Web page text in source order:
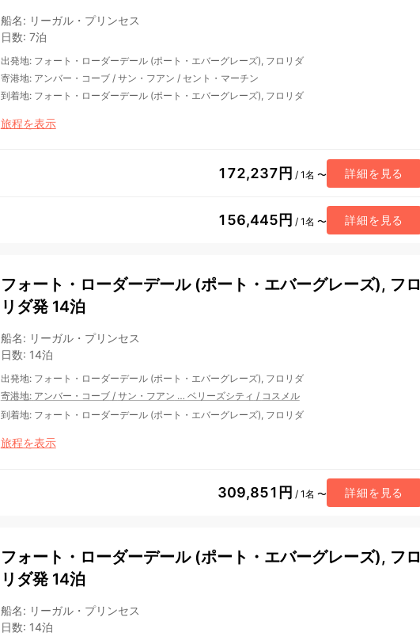
船名: リーガル・プリンセス
日数: 7泊
出発地: フォート・ローダーデール (ポート・エバーグレーズ), フロリダ
寄港地: アンバー・コーブ/ サン・フアン / セント・マーチン
到着地: フォート・ローダーデール (ポート・エバーグレーズ), フロリダ
旅程を表示
172,237円 / 1名 〜 詳細を見る
156,445円 / 1名 〜 詳細を見る
フォート・ローダーデール (ポート・エバーグレーズ), フロ
リダ発 14泊
船名: リーガル・プリンセス
日数: 14泊
出発地: フォート・ローダーデール (ポート・エバーグレーズ), フロリダ
寄港地: アンバー・コーブ/ サン・フアン … ベリーズシティ / コスメル
到着地: フォート・ローダーデール (ポート・エバーグレーズ), フロリダ
旅程を表示
309,851円 / 1名 〜 詳細を見る
フォート・ローダーデール (ポート・エバーグレーズ), フロ
リダ発 14泊
船名: リーガル・プリンセス
日数: 14泊